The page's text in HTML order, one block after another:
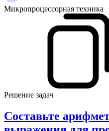
Микропроцессорная техника
Решение задач
Составьте